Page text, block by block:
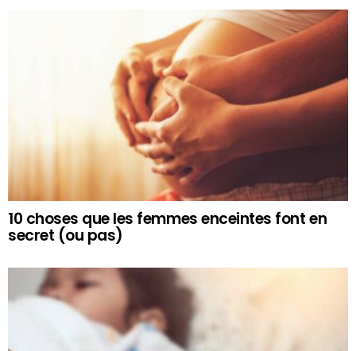
10 choses que les femmes enceintes font en
secret (ou pas)